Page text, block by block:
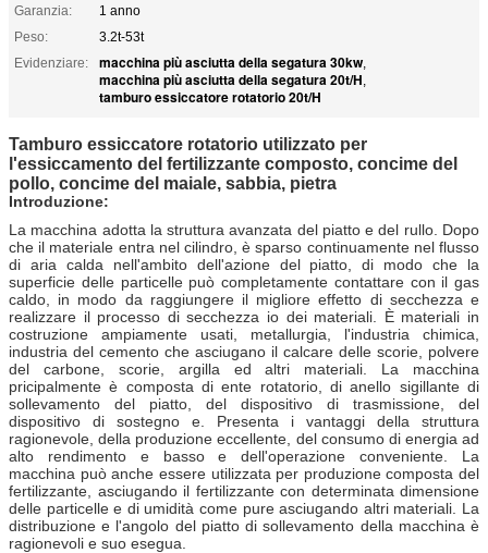
Garanzia:
1 anno
Peso:
3.2t-53t
Evidenziare:
macchina più asciutta della segatura 30kw,
macchina più asciutta della segatura 20t/H,
tamburo essiccatore rotatorio 20t/H
Tamburo essiccatore rotatorio utilizzato per
l'essiccamento del fertilizzante composto, concime del
pollo, concime del maiale, sabbia, pietra
Introduzione:
La macchina adotta la struttura avanzata del piatto e del rullo. Dopo
che il materiale entra nel cilindro, è sparso continuamente nel flusso
di aria calda nell'ambito dell'azione del piatto, di modo che la
superficie delle particelle può completamente contattare con il gas
caldo, in modo da raggiungere il migliore effetto di secchezza e
realizzare il processo di secchezza io dei materiali. È materiali in
costruzione ampiamente usati, metallurgia, l'industria chimica,
industria del cemento che asciugano il calcare delle scorie, polvere
del carbone, scorie, argilla ed altri materiali. La macchina
pricipalmente è composta di ente rotatorio, di anello sigillante di
sollevamento del piatto, del dispositivo di trasmissione, del
dispositivo di sostegno e. Presenta i vantaggi della struttura
ragionevole, della produzione eccellente, del consumo di energia ad
alto rendimento e basso e dell'operazione conveniente. La
macchina può anche essere utilizzata per produzione composta del
fertilizzante, asciugando il fertilizzante con determinata dimensione
delle particelle e di umidità come pure asciugando altri materiali. La
distribuzione e l'angolo del piatto di sollevamento della macchina è
ragionevoli e suo esegua.